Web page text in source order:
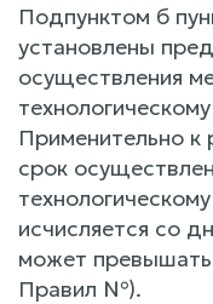
Подпунктом б
установлены
осуществления
Применительно к
срок
исчисляется со
может превышать
Правил №).